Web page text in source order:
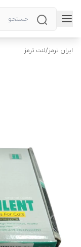
ایران ترمز/لنت ترمز